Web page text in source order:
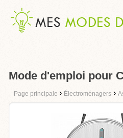
Mode d'emploi pour
Page principale › Électroménagers ›